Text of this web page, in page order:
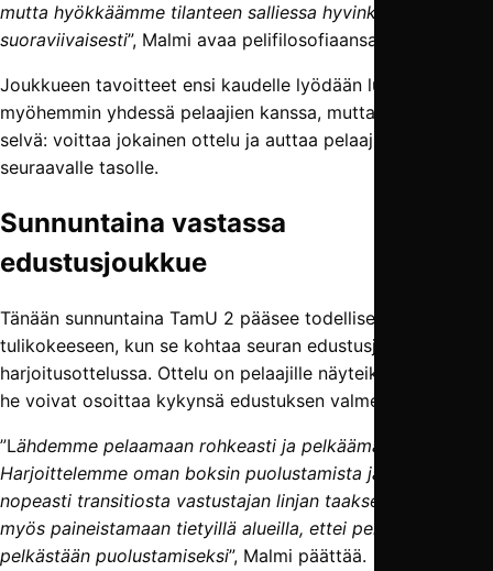
mutta hyökkäämme tilanteen salliessa hyvinkin
suoraviivaisesti”, Malmi avaa pelifilosofiaansa.
Joukkueen tavoitteet ensi kaudelle lyödään lukkoon
myöhemmin yhdessä pelaajien kanssa, mutta suuri kuva on
selvä: voittaa jokainen ottelu ja auttaa pelaajia nousemaan
seuraavalle tasolle.
Sunnuntaina vastassa
edustusjoukkue
Tänään sunnuntaina TamU 2 pääsee todelliseen
tulikokeeseen, kun se kohtaa seuran edustusjoukkueen
harjoitusottelussa. Ottelu on pelaajille näyteikkuna, jossa
he voivat osoittaa kykynsä edustuksen valmennusjohdolle.
”Lähdemme pelaamaan rohkeasti ja pelkäämättä virheitä.
Harjoittelemme oman boksin puolustamista ja uhan luontia
nopeasti transitiosta vastustajan linjan taakse. Pyrimme
myös paineistamaan tietyillä alueilla, ettei peli mene
pelkästään puolustamiseksi”, Malmi päättää.